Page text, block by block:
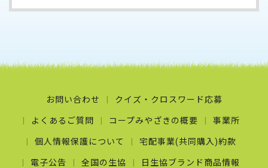
お問い合わせ クイズ・クロスワード応募
よくあるご質問 コープみやざきの概要 事業所
個人情報保護について 宅配事業(共同購入)約款
電子公告 全国の生協 日生協ブランド商品情報